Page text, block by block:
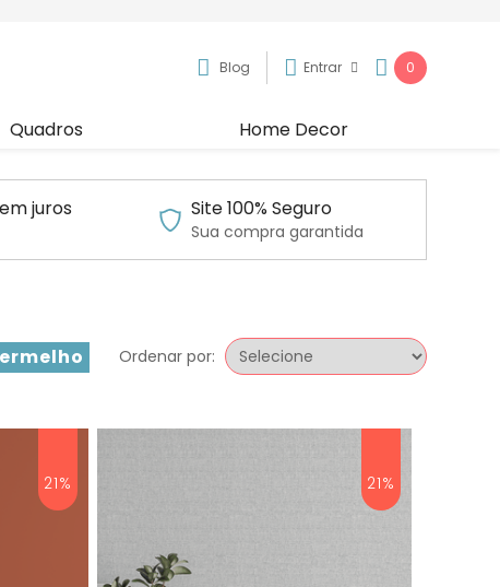
Blog Entrar 0
Quadros Home Decor
juros Site 100% Seguro
Sua compra garantida
Ordenar por:
21% 21%